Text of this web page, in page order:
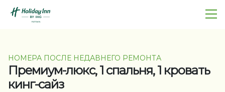
НОМЕРА ПОСЛЕ НЕДАВНЕГО РЕМОНТА
Премиум-люкс, 1 спальня, 1 кровать
кинг-сайз